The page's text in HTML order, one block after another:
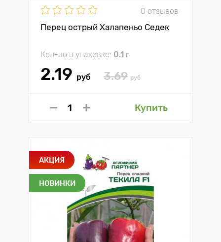
0 отзывов
Перец острый Халапеньо Седек
Кол-во в упаковке: 0.1 г
2.19 руб 3.69 руб
Купить
АКЦИЯ
НОВИНКИ